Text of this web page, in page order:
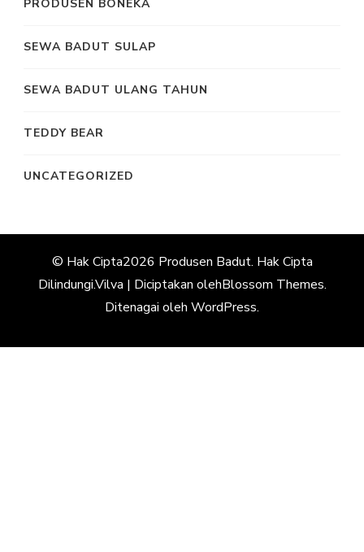
PRODUSEN BONEKA
SEWA BADUT SULAP
SEWA BADUT ULANG TAHUN
TEDDY BEAR
UNCATEGORIZED
© Hak Cipta2026 Produsen Badut. Hak Cipta
Dilindungi.Vilva | Diciptakan olehBlossom Themes.
Ditenagai oleh WordPress.